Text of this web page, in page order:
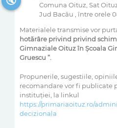
Comuna Oituz, Sat
Jud Bacău , între orele
Materialele transmise vor
hotărâre privind privind
Gimnaziale Oituz în Școala
Gruescu ”.
Propunerile, sugestiile,
recomandare vor fi publicate
instituţiei, la linkul
https://primariaoituz.ro/
decizionala